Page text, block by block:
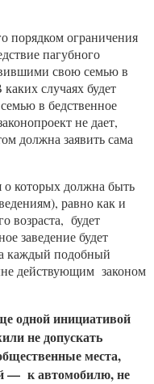
порядком ограничения
пагубного
свою семью в
случаях будет
в бедственное
не дает,
должна заявить сама
которых должна быть
равно как и
возраста, будет
заведение будет
каждый подобный
действующим законом
одной инициативой
не допускать
места,
— к автомобилю, не